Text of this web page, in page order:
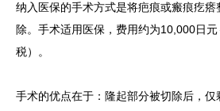
纳入医保的手术方式是将疤痕或瘢痕疙
除。手术适用医保，费用约为10,000日
税）。
手术的优点在于：隆起部分被切除后，